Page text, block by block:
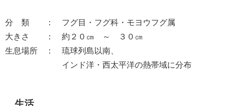
分 類 ： フグ目・フグ科・モヨウフグ属
大きさ ： 約２０㎝ ～ ３０㎝
生息場所 ： 琉球列島以南、
インド洋・西太平洋の熱帯域に分布
生活